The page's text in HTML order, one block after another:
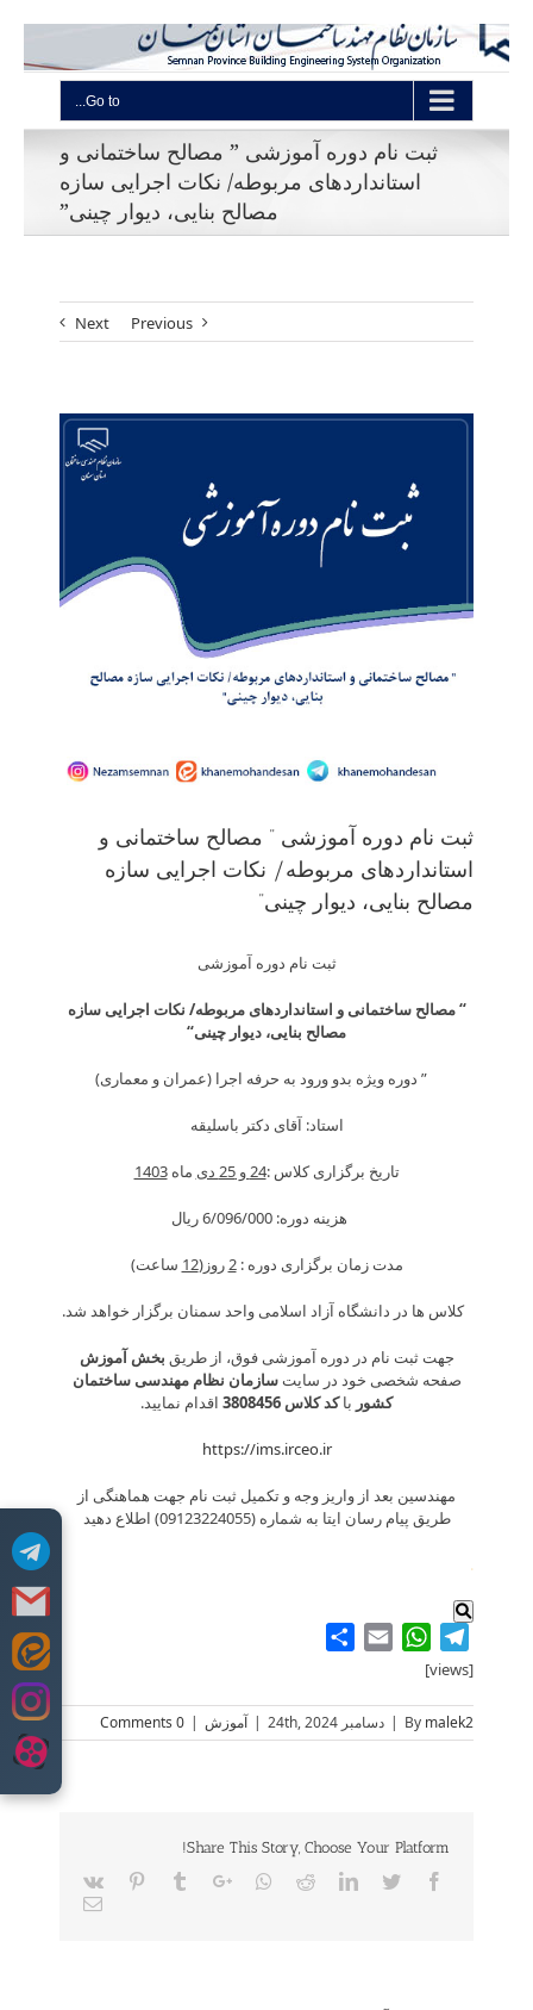
content
Go to...
ثبت نام دوره آموزشی ” مصالح ساختمانی و
استانداردهای مربوطه/ نکات اجرایی سازه
مصالح بنایی، دیوار چینی”
Previous
Next
View
ثبت نام دوره آموزشی ” مصالح ساختمانی و
استانداردهای مربوطه/ نکات اجرایی سازه
مصالح بنایی، دیوار چینی”
ثبت نام دوره آموزشی
“مصالح ساختمانی و استانداردهای مربوطه/ نکات اجرایی سازه
مصالح بنایی، دیوار چینی“
” دوره ویژه بدو ورود به حرفه اجرا (عمران و معماری)
استاد: آقای دکتر باسلیقه
تاریخ برگزاری کلاس :24 و 25 دی ماه1403
هزینه دوره: 6/096/000 ريال
مدت زمان برگزاری دوره :2روز(12 ساعت)
کلاس ها در دانشگاه آزاد اسلامی واحد سمنان برگزار خواهد شد.
جهت ثبت نام در دوره آموزشی فوق، از طریق بخش آموزش
صفحه شخصی خود در سایتسازمان نظام مهندسی ساختمان
کشور باکد کلاس 3808 456 اقدام نمایید.
https://ims.irceo.ir
مهندسین بعد از واریز وجه و تکمیل ثبت نام جهت هماهنگی از
طریق پیام رسان ایتا به شماره (09123224055) اطلاع دهید
.
Telegram
WhatsApp
Email
[views]
By malek2
| دسامبر 24th, 2024 | آموزش |
0 Comments
Share This Story, Choose Your Platform!
Facebook
Twitter
LinkedIn
Reddit
Whatsapp
Google+
Tumblr
Pinterest
Vk
Email